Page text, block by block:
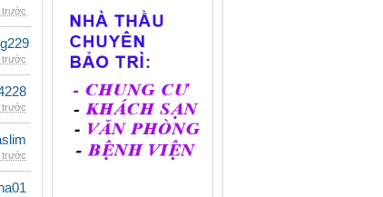
trước
trước
trước
trước